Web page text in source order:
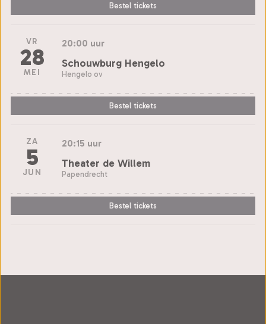
Bestel tickets
VR
28
MEI
20:00 uur
Schouwburg Hengelo
Hengelo ov
Bestel tickets
ZA
5
JUN
20:15 uur
Theater de Willem
Papendrecht
Bestel tickets